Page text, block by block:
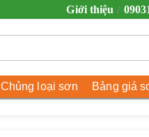
Giới thiệu
Chủng loại sơn Bảng giá